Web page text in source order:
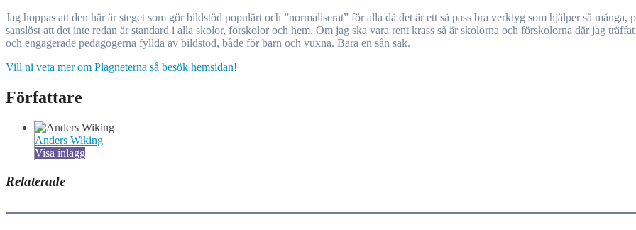
Jag hoppas att den här är steget som gör bildstöd populärt och ”normaliserat” för alla då det är ett så pass bra verktyg som hjälper så många,
sanslöst att det inte redan är standard i alla skolor, förskolor och hem. Om jag ska vara rent krass så är skolorna och förskolorna där jag
och engagerade pedagogerna fyllda av bildstöd, både för barn och vuxna. Bara en sån sak.
Vill ni veta mer om Plagneterna så besök hemsidan!
Författare
Anders Wiking
Visa inlägg
Relaterade